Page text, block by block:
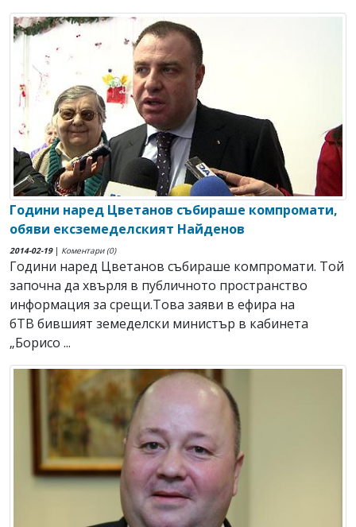
Години наред Цветанов събираше компромати,
обяви ексземеделският Найденов
2014-02-19| Коментари (0)
Години наред Цветанов събираше компромати. Той
започна да хвърля в публичното пространство
информация за срещи.Това заяви в ефира на
бТВ бившият земеделски министър в кабинета
„Борисо ...